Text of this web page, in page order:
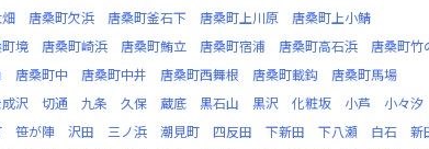
唐桑町欠浜 唐桑町釜石下 唐桑町上川原
唐桑町上小鯖
境 唐桑町崎浜 唐桑町鮪立 唐桑町宿浦 唐桑町高石浜
唐桑町竹
唐桑町中 唐桑町中井 唐桑町西舞根 唐桑町載鈎
唐桑町馬場
沢 切通 九条 久保 蔵底 黒石山 黒沢 化粧坂 小芦
小々汐
笹が陣 沢田 三ノ浜 潮見町 四反田 下新田 下八瀬 白石
新